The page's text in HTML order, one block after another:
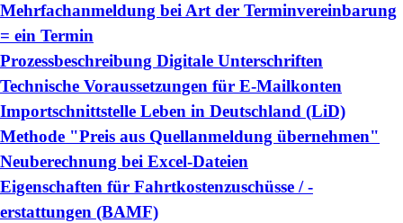
Mehrfachanmeldung bei Art der Terminvereinbarung
= ein Termin
Prozessbeschreibung Digitale Unterschriften
Technische Voraussetzungen für E-Mailkonten
Importschnittstelle Leben in Deutschland (LiD)
Methode "Preis aus Quellanmeldung übernehmen"
Neuberechnung bei Excel-Dateien
Eigenschaften für Fahrtkostenzuschüsse / -
erstattungen (BAMF)